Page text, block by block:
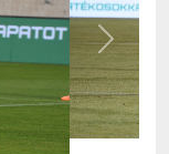
Next